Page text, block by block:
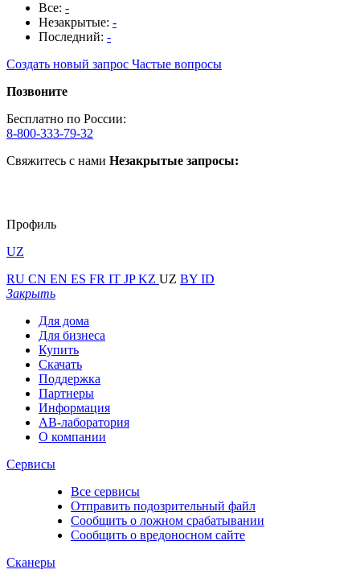
Все: -
Незакрытые: -
Последний: -
Создать новый запрос Частые вопросы
Позвоните
Бесплатно по России:
8-800-333-79-32
Свяжитесь с нами Незакрытые запросы:
Профиль
UZ
RU CN EN ES FR IT JPKZ UZ BY ID
Закрыть
Для дома
Для бизнеса
Купить
Скачать
Поддержка
Партнеры
Информация
АВ-лаборатория
О компании
Сервисы
Все сервисы
Отправить подозрительный файл
Сообщить о ложном срабатывании
Сообщить о вредоносном сайте
Сканеры